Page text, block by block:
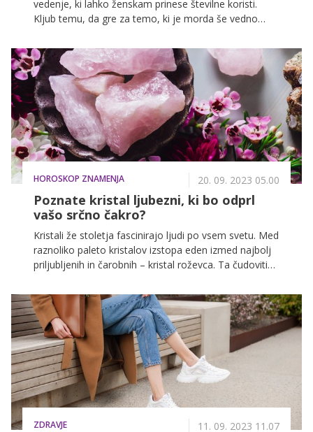
vedenje, ki lahko ženskam prinese številne koristi.
Kljub temu, da gre za temo, ki je morda še vedno
razumeti, da je samozadovoljevanje normalen in
spodbuden del zdrave spolnosti.
HOROSKOP ZNAMENJA 20. 09. 2023 05.00
Poznate kristal ljubezni, ki bo odprl
vašo srčno čakro?
Kristali že stoletja fascinirajo ljudi po vsem svetu. Med
raznoliko paleto kristalov izstopa eden izmed najbolj
priljubljenih in čarobnih – kristal roževca. Ta čudoviti
privlačen, ima tudi izjemne energijske lastnosti, ki naj
bi privlačile ljubezen.
ZDRAVJE 11. 09. 2023 11.07